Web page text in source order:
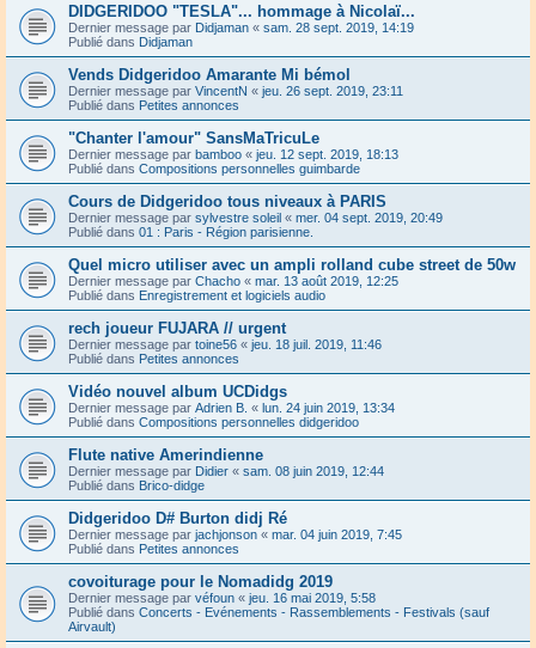
DIDGERIDOO "TESLA"... hommage à Nicolaï...
Dernier message par Didjaman « sam. 28 sept. 2019, 14:19
Publié dans Didjaman
Vends Didgeridoo Amarante Mi bémol
Dernier message par VincentN « jeu. 26 sept. 2019, 23:11
Publié dans Petites annonces
"Chanter l'amour" SansMaTricuLe
Dernier message par bamboo « jeu. 12 sept. 2019, 18:13
Publié dans Compositions personnelles guimbarde
Cours de Didgeridoo tous niveaux à PARIS
Dernier message par sylvestre soleil « mer. 04 sept. 2019, 20:49
Publié dans 01 : Paris - Région parisienne.
Quel micro utiliser avec un ampli rolland cube street de 50w
Dernier message par Chacho « mar. 13 août 2019, 12:25
Publié dans Enregistrement et logiciels audio
rech joueur FUJARA // urgent
Dernier message par toine56 « jeu. 18 juil. 2019, 11:46
Publié dans Petites annonces
Vidéo nouvel album UCDidgs
Dernier message par Adrien B. « lun. 24 juin 2019, 13:34
Publié dans Compositions personnelles didgeridoo
Flute native Amerindienne
Dernier message par Didier « sam. 08 juin 2019, 12:44
Publié dans Brico-didge
Didgeridoo D# Burton didj Ré
Dernier message par jachjonson « mar. 04 juin 2019, 7:45
Publié dans Petites annonces
covoiturage pour le Nomadidg 2019
Dernier message par véfoun « jeu. 16 mai 2019, 5:58
Publié dans Concerts - Evénements - Rassemblements - Festivals (sauf
Airvault)